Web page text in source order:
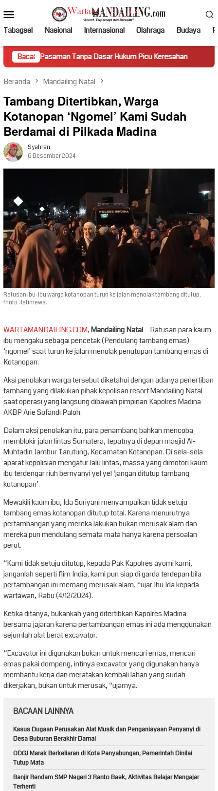
ke
kontenMobile
Tabagsel Nasional Internasional Olahraga Budaya
Baca:Tanpa Dasar Hukum Picu Keresahan Truk Miring
Beranda Mandailing Natal
Tambang Ditertibkan, Warga
Kotanopan ‘Ngomel’ Kami Sudah
Berdamai di Pilkada Madina
Syahren
6 Desember 2024
Ratusan ibu-ibu warga kotanopan turun ke jalan menolak tambang ditutup,
fhoto : Istimewa.
WARTAMANDAILING.COM,Mandailing Natal– Ratusan para kaum
ibu mengaku sebagai pencetak (Pendulang tambang emas)
‘ngomel’ saat turun ke jalan menolak penutupan tambang emas di
Kotanopan.
Aksi penolakan warga tersebut diketahui dengan adanya penertiban
tambang yang dilakukan pihak kepolisan resort Mandailing Natal
saat operasi yang langsung dibawah pimpinan Kapolres Madina
AKBP Arie Sofandi Paloh.
Dalam aksi penolakan itu, para penambang bahkan mencoba
memblokir jalan lintas Sumatera, tepatnya di depan masjid Al-
Muhtadin Jambur Tarutung, Kecamatan Kotanopan. Di sela-sela
aparat kepolisian mengatur lalu lintas, massa yang dimotori kaum
ibu terdengar riuh bernyanyi yel yel ‘jangan ditutup tambang
kotanopan’.
Mewakili kaum ibu, Ida Suriyani menyampaikan tidak setuju
tambang emas kotanopan ditutup total. Karena menurutnya
pertambangan yang mereka lakukan bukan merusak alam dan
mereka pun mendulang semata mata hanya karena persoalan
perut.
“Kami tidak setuju ditutup, kepada Pak Kapolres ayomi kami,
janganlah seperti flim India, kami pun siap di garda terdepan bila
pertambangan ini memang merusak alam, “ujar Ibu Ida kepada
wartawan, Rabu (4/12/2024).
Ketika ditanya, bukankah yang ditertibkan Kapolres Madina
bersama jajaran karena pertambangan emas ini ada menggunakan
sejumlah alat berat excavator.
“Excavator ini digunakan bukan untuk mencari emas, mencari
emas pakai dompeng, intinya excavator yang digunakan hanya
membantu kerja dan meratakan kembali lahan yang sudah
dikerjakan, bukan untuk merusak, “ujarnya.
BACAAN LAINNYA
Kasus Dugaan Perusakan Alat Musik dan Penganiayaan Penyanyi di
Desa Buburan Berakhir Damai
ODGJ Marak Berkeliaran di Kota Panyabungan, Pemerintah Dinilai
Tutup Mata
Banjir Rendam SMP Negeri 3 Ranto Baek, Aktivitas Belajar Mengajar
Terhenti